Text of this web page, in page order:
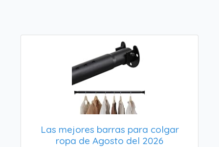
Las mejores barras para colgar
ropa de Agosto del 2026